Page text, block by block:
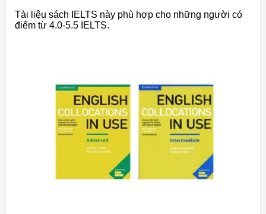
Tài liệu sách IELTS này phù hợp cho những người có
điểm từ 4.0-5.5 IELTS.